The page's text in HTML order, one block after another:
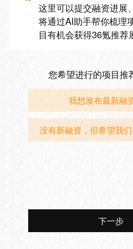
这里可以提交融资进展
将通过AI助手帮你梳理
目有机会获得36氪推荐
您希望进行的项目推
我想发布最新融
没有新融资，但希望我
下一步